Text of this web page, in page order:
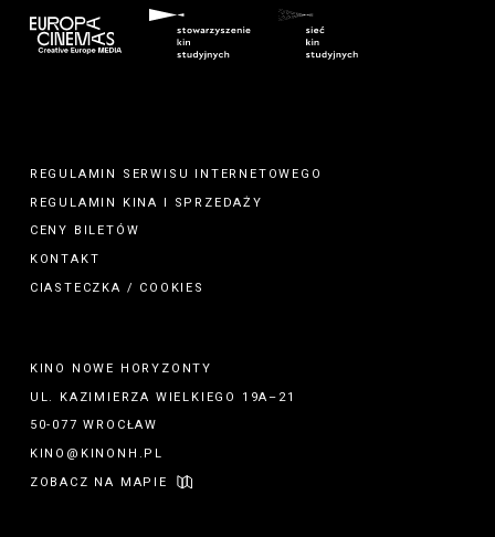
REGULAMIN SERWISU INTERNETOWEGO
REGULAMIN KINA I
SPRZEDAŻY
CENY BILETÓW
KONTAKT
CIASTECZKA / COOKIES
KINO NOWE HORYZONTY
UL. KAZIMIERZA WIELKIEGO 19A–21
50-077 WROCŁAW
KINO@KINONH.PL
ZOBACZ NA MAPIE